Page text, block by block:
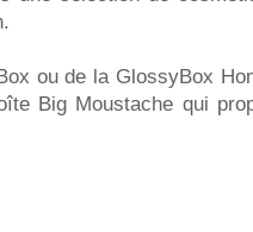
ou de la GlossyBox
Big Moustache qui